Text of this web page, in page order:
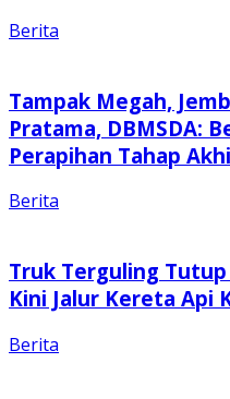
Berita
Tampak Megah,
Pratama, DBMSDA:
Perapihan Tahap
Berita
Truk Terguling
Kini Jalur Kereta Api
Berita